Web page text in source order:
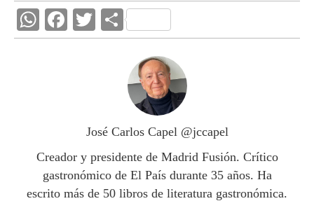
W
h
p
F
ac
k
T
w
C
o
m
p
ar
ti
r
José Carlos Capel @jccapel
Creador y presidente de Madrid Fusión. Crítico
gastronómico de El País durante 35 años. Ha
escrito más de 50 libros de literatura gastronómica.